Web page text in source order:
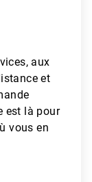
aux
et
est là pour
vous en